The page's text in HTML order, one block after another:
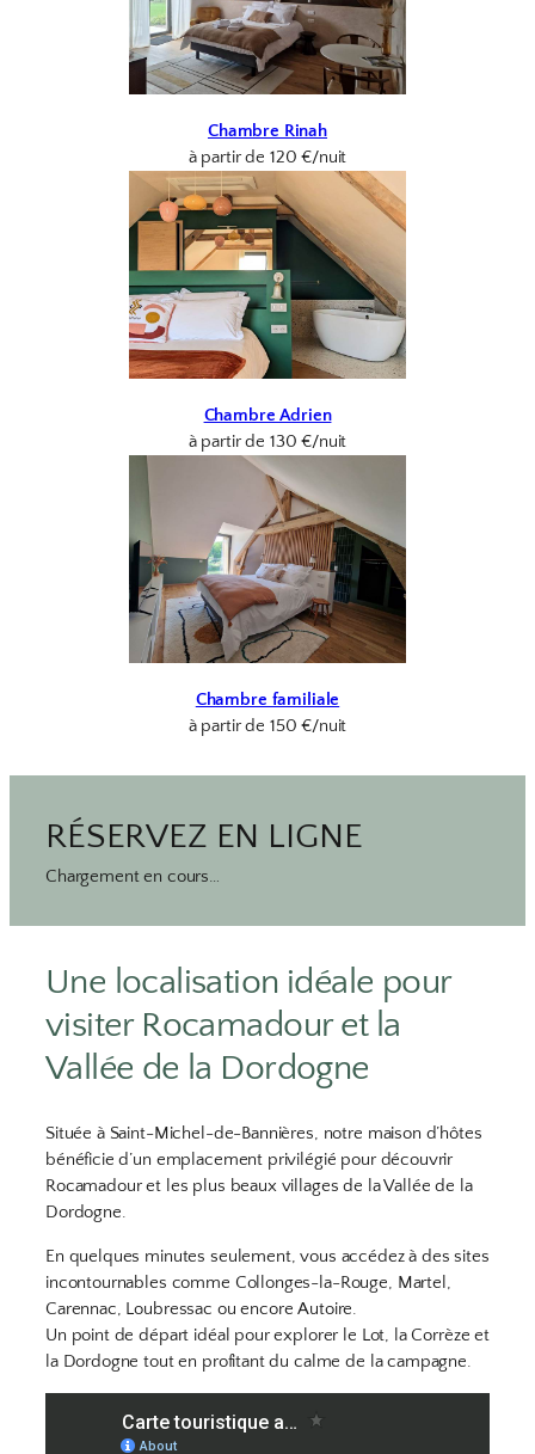
Chambre Rinah
à partir de 120 €/nuit
Chambre Adrien
à partir de 130 €/nuit
Chambre familiale
à partir de 150 €/nuit
RÉSERVEZ EN LIGNE
Chargement en cours…
Une localisation idéale pour
visiter Rocamadour et la
Vallée de la Dordogne
Située à Saint-Michel-de-Bannières, notre maison d’hôtes
bénéficie d’un emplacement privilégié pour découvrir
Rocamadour et les plus beaux villages de la Vallée de la
Dordogne.
En quelques minutes seulement, vous accédez à des sites
incontournables comme Collonges-la-Rouge, Martel,
Carennac, Loubressac ou encore Autoire.
Un point de départ idéal pour explorer le Lot, la Corrèze et
la Dordogne tout en profitant du calme de la campagne.